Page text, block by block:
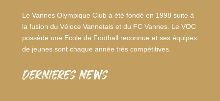
Le Vannes Olympique Club a été fondé en 1998 suite à
la fusion du Véloce Vannetais et du FC Vannes. Le VOC
possède une Ecole de Football reconnue et ses équipes
de jeunes sont chaque année très compétitives.
dernieres news